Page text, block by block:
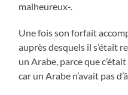
malheureux-.
Une fois son forfait
auprès desquels il s’était
un Arabe, parce que
car un Arabe n’avait pas